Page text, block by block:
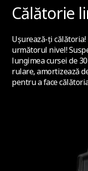
Călătorie
Ușurează-ți
următorul nivel!
lungimea cursei de
rulare, amortizează
pentru a face
Lumini certificate
Da (reflectoare E-
Claxon
Suport număr de